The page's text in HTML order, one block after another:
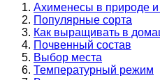
Ахименесы в природе и
Популярные сорта
Как выращивать в
Почвенный состав
Выбор места
Температурный режим